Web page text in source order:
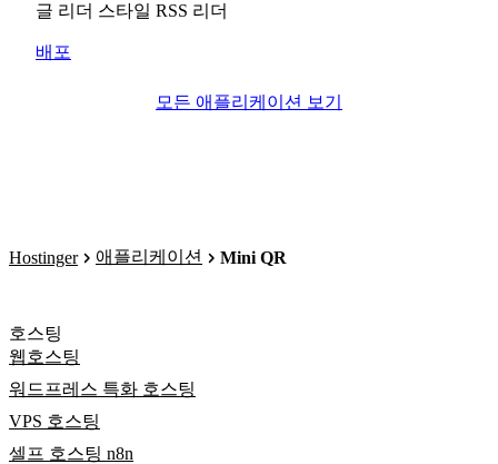
글 리더 스타일 RSS 리더
배포
모든 애플리케이션 보기
Hostinger 애플리케이션 Mini QR
호스팅
웹호스팅
워드프레스 특화 호스팅
VPS 호스팅
셀프 호스팅 n8n